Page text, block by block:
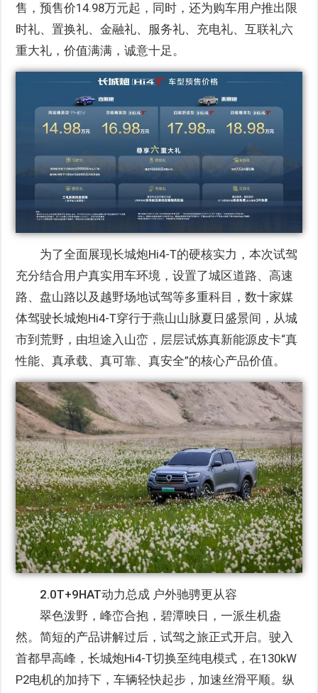
售，预售价14.98万元起，同时，还为购车用户推出限
时礼、置换礼、金融礼、服务礼、充电礼、互联礼六
重大礼，价值满满，诚意十足。
为了全面展现长城炮Hi4-T的硬核实力，本次试驾
充分结合用户真实用车环境，设置了城区道路、高速
路、盘山路以及越野场地试驾等多重科目，数十家媒
体驾驶长城炮Hi4-T穿行于燕山山脉夏日盛景间，从城
市到荒野，由坦途入山峦，层层试炼真新能源皮卡“真
性能、真承载、真可靠、真安全”的核心产品价值。
2.0T+9HAT动力总成 户外驰骋更从容
翠色泼野，峰峦合抱，碧潭映日，一派生机盎
然。简短的产品讲解过后，试驾之旅正式开启。驶入
首都早高峰，长城炮Hi4-T切换至纯电模式，在130kW
P2电机的加持下，车辆轻快起步，加速丝滑平顺。纵